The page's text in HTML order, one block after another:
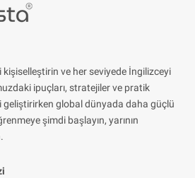
ve her seviyede İngilizceyi
ipuçları, stratejiler ve pratik
geliştirirken global dünyada daha güçlü
şimdi başlayın, yarının